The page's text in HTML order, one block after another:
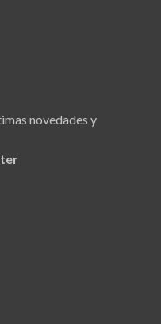
novedades y